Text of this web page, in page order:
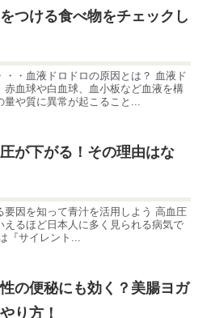
つける食べ物をチェックし
・・血液ドロドロの原因とは？ 血液ド
赤血球や白血球、血小板など血液を構
量や質に異常が起こること...
が下がる！その理由はな
要因を知って青汁を活用しよう 高血圧
えるほど日本人に多く見られる病気で
『サイレント...
の便秘にも効く？美腸ヨガ
り方！